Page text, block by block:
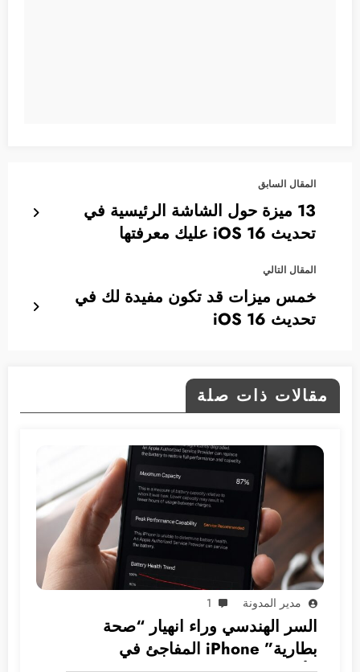
المقال السابق
13 ميزة حول الشاشة الرئيسية في
تحديث iOS 16 عليك معرفتها
المقال التالي
خمس ميزات قد تكون مفيدة لك في
تحديث iOS 16
مقالات ذات صلة
مدير المدونة 1
السر الهندسي وراء انهيار “صحة
بطارية” iPhone المفاجئ في